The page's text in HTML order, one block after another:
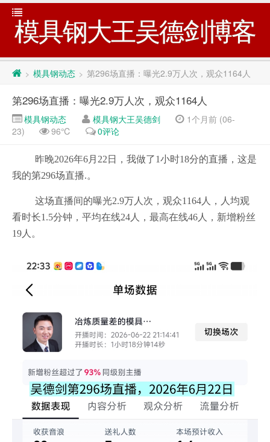
模具钢大王吴德剑博客
> 模具钢动态 > 第296场直播：曝光2.9万人次，观众1164人
第296场直播：曝光2.9万人次，观众1164人
模具钢动态 模具钢大王吴德剑
1个月前 (06-
23)
96℃ 0评论
昨晚2026年6月22日，我做了1小时18分的直播，这是
我的第296场直播.。
这场直播间的曝光2.9万人次，观众1164人，人均观
看时长1.5分钟，平均在线24人，最高在线46人，新增粉丝
19人。